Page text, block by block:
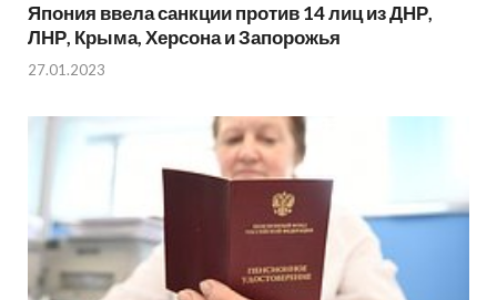
Япония ввела санкции против 14 лиц из ДНР,
ЛНР, Крыма, Херсона и Запорожья
27.01.2023